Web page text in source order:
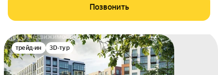
Позвонить
трейд-ин 3D-тур